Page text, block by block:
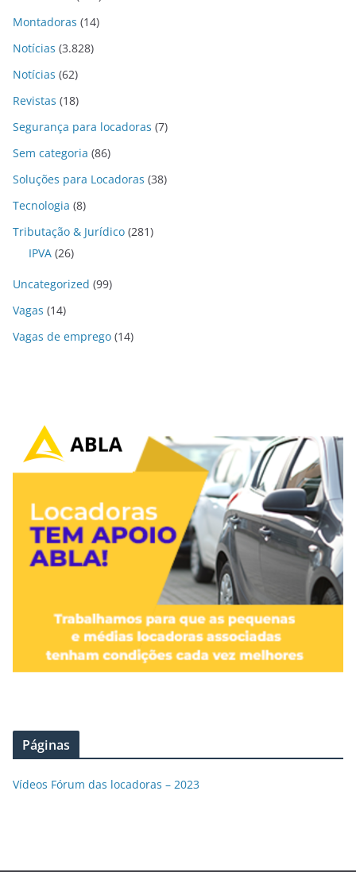
Montadoras (14)
Notícias (3.828)
Notícias (62)
Revistas (18)
Segurança para locadoras (7)
Sem categoria (86)
Soluções para Locadoras (38)
Tecnologia (8)
Tributação & Jurídico (281)
IPVA (26)
Uncategorized (99)
Vagas (14)
Vagas de emprego (14)
Páginas
Vídeos Fórum das locadoras – 2023